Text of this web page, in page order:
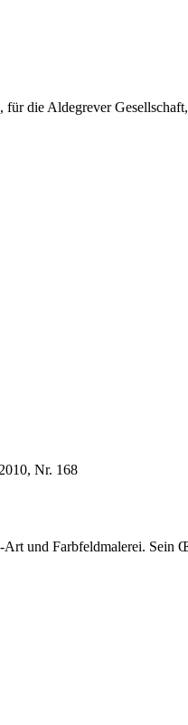
die Aldegrever
Nr. 168
und Farbfeldmalerei.